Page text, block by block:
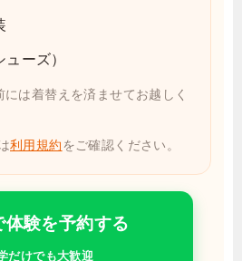
ーズ）
は着替えを済ませてお越しく
利用規約 をご確認ください。
体験を予約する
だけでも大歓迎